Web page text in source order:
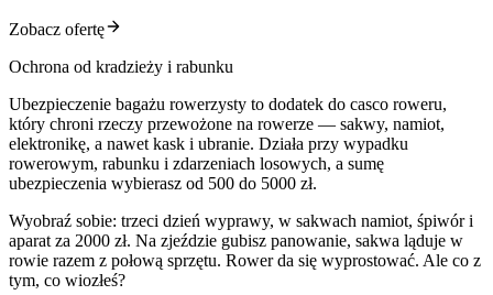
Zobacz ofertę
Ochrona od kradzieży i rabunku
Ubezpieczenie bagażu rowerzysty to dodatek do casco roweru,
który chroni rzeczy przewożone na rowerze — sakwy, namiot,
elektronikę, a nawet kask i ubranie. Działa przy wypadku
rowerowym, rabunku i zdarzeniach losowych, a sumę
ubezpieczenia wybierasz od 500 do 5000 zł.
Wyobraź sobie: trzeci dzień wyprawy, w sakwach namiot, śpiwór i
aparat za 2000 zł. Na zjeździe gubisz panowanie, sakwa ląduje w
rowie razem z połową sprzętu. Rower da się wyprostować. Ale co z
tym, co wiozłeś?